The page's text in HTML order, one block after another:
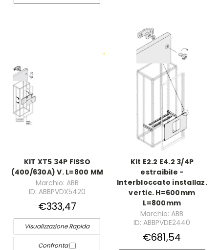
KIT XT5 34P FISSO
(400/630A) V. L=800 MM
Marchio: ABB
ID: ABBPVDX5420
€333,47
Visualizzazione Rapida
Confronta
Kit E2.2 E4.2 3/4P
estraibile -
Interbloccato installaz.
vertic. H=600mm
L=800mm
Marchio: ABB
ID: ABBPVDE2440
€681,54